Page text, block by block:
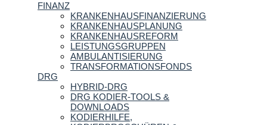
FINANZ
KRANKENHAUSFINANZIERUNG
KRANKENHAUSPLANUNG
KRANKENHAUSREFORM
LEISTUNGSGRUPPEN
AMBULANTISIERUNG
TRANSFORMATIONSFONDS
DRG
HYBRID-DRG
DRG KODIER-TOOLS &
DOWNLOADS
KODIERHILFE,